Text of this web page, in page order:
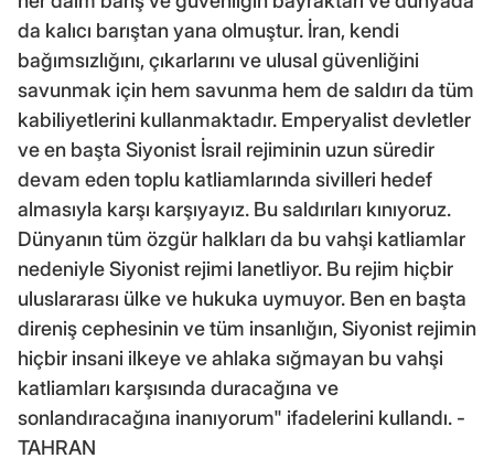
da kalıcı barıştan yana olmuştur. İran, kendi
bağımsızlığını, çıkarlarını ve ulusal güvenliğini
savunmak için hem savunma hem de saldırı da tüm
kabiliyetlerini kullanmaktadır. Emperyalist devletler
ve en başta Siyonist İsrail rejiminin uzun süredir
devam eden toplu katliamlarında sivilleri hedef
almasıyla karşı karşıyayız. Bu saldırıları kınıyoruz.
Dünyanın tüm özgür halkları da bu vahşi katliamlar
nedeniyle Siyonist rejimi lanetliyor. Bu rejim hiçbir
uluslararası ülke ve hukuka uymuyor. Ben en başta
direniş cephesinin ve tüm insanlığın, Siyonist rejimin
hiçbir insani ilkeye ve ahlaka sığmayan bu vahşi
katliamları karşısında duracağına ve
sonlandıracağına inanıyorum" ifadelerini kullandı. -
TAHRAN